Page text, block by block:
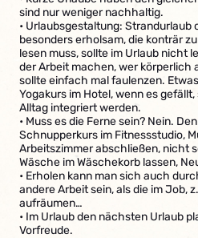
sind nur weniger nachhaltig.
• Urlaubsgestaltung: Strandurlaub
besonders erholsam, die konträr
lesen muss, sollte im Urlaub nicht
der Arbeit machen, wer körperlich
sollte einfach mal faulenzen.
Yogakurs im Hotel, wenn es
Alltag integriert werden.
• Muss es die Ferne sein? Nein.
Schnupperkurs im Fitnessstudio,
Arbeitszimmer abschließen, nicht
Wäsche im Wäschekorb lassen,
• Erholen kann man sich auch
andere Arbeit sein, als die im Job,
aufräumen…
• Im Urlaub den nächsten Urlaub
Vorfreude.